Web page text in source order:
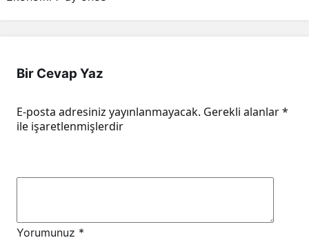
Bir Cevap Yaz
E-posta adresiniz yayınlanmayacak. Gerekli alanlar*
ile işaretlenmişlerdir
Yorumunuz *